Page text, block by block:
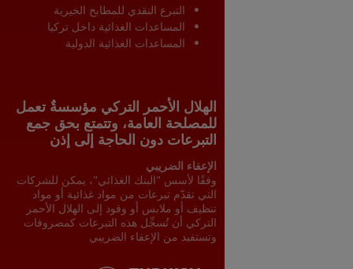
التبرع النقدي للمطابخ الخيرية
المساعدات الغذائية داخل تركيا
المساعدات الغذائية الدولية
الهلال الأحمر التركي مؤسسةٌ تعمل
للمصلحة العامة، وتتمتع بحق جمع
التبرعات دون الحاجة إلى إذن
الإعفاء الضريبي
وفقًا لأسس "البنك الغذائي"، يمكن للشركات
التي تقدّم تبرعات من مواد غذائية أو مواد
تنظيف أو ملابس أو وقود إلى الهلال الأحمر
التركي أن تُسجِّل هذه التبرعات كمصروفات
وتستفيد من الإعفاء الضريبي